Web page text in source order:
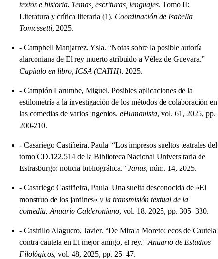
textos e historia. Temas, escrituras, lenguajes. Tomo II:
Literatura y crítica literaria (1). Coordinación de Isabella
Tomassetti, 2025.
- Campbell Manjarrez, Ysla. “Notas sobre la posible autoría
alarconiana de El rey muerto atribuido a Vélez de Guevara.”
Capítulo en libro, ICSA (CATHI), 2025.
- Campión Larumbe, Miguel. Posibles aplicaciones de la
estilometría a la investigación de los métodos de colaboración en
las comedias de varios ingenios. eHumanista, vol. 61, 2025, pp.
200-210.
- Casariego Castiñeira, Paula. “Los impresos sueltos teatrales del
tomo CD.122.514 de la Biblioteca Nacional Universitaria de
Estrasburgo: noticia bibliográfica.” Janus, núm. 14, 2025.
- Casariego Castiñeira, Paula. Una suelta desconocida de «El
monstruo de los jardines» y la transmisión textual de la
comedia. Anuario Calderoniano, vol. 18, 2025, pp. 305–330.
- Castrillo Alaguero, Javier. “De Mira a Moreto: ecos de Cautela
contra cautela en El mejor amigo, el rey.” Anuario de Estudios
Filológicos, vol. 48, 2025, pp. 25–47.